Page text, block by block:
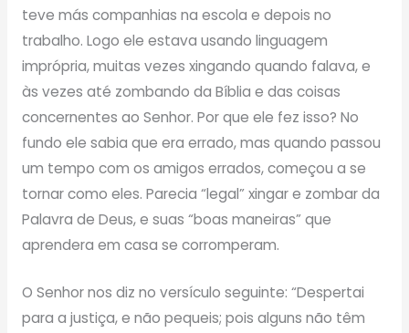
teve más companhias na escola e depois no
trabalho. Logo ele estava usando linguagem
imprópria, muitas vezes xingando quando falava, e
às vezes até zombando da Bíblia e das coisas
concernentes ao Senhor. Por que ele fez isso? No
fundo ele sabia que era errado, mas quando passou
um tempo com os amigos errados, começou a se
tornar como eles. Parecia “legal” xingar e zombar da
Palavra de Deus, e suas “boas maneiras” que
aprendera em casa se corromperam.
O Senhor nos diz no versículo seguinte: “Despertai
para a justiça, e não pequeis; pois alguns não têm